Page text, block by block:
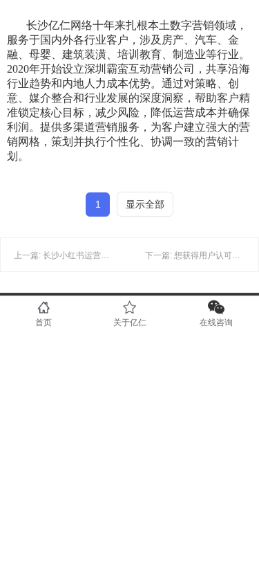
长沙亿仁网络十年来扎根本土数字营销领域，
服务于国内外各行业客户，涉及房产、汽车、金
融、母婴、建筑装潢、培训教育、制造业等行业。
2020年开始设立深圳霸蛮互动营销公司，共享沿海
行业趋势和内地人力成本优势。通过对策略、创
意、媒介整合和行业发展的深度洞察，帮助客户精
准锁定核心目标，减少风险，降低运营成本并确保
利润。提供多渠道营销服务，为客户建立强大的营
销网格，策划并执行个性化、协调一致的营销计
划。
1 显示全部
上一篇: 长沙小红书运营公司不止是做流量这么简单 下一篇: 想获得用户认可，长沙小红书种草要这么做？？
联系我们
首页 关于亿仁 在线咨询